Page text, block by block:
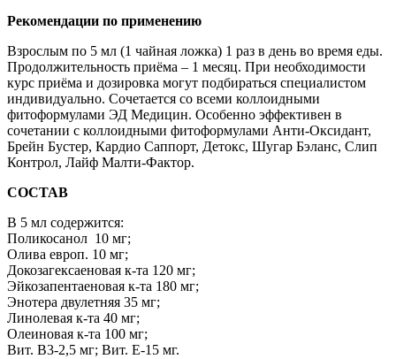
Рекомендации по применению
Взрослым по 5 мл (1 чайная ложка) 1 раз в день во время еды.
Продолжительность приёма – 1 месяц. При необходимости
курс приёма и дозировка могут подбираться специалистом
индивидуально. Сочетается со всеми коллоидными
фитоформулами ЭД Медицин. Особенно эффективен в
сочетании с коллоидными фитоформулами Анти-Оксидант,
Брейн Бустер, Кардио Саппорт, Детокс, Шугар Бэланс, Слип
Контрол, Лайф Малти-Фактор.
СОСТАВ
В 5 мл содержится:
Поликосанол 10 мг;
Олива европ. 10 мг;
Докозагексаеновая к-та 120 мг;
Эйкозапентаеновая к-та 180 мг;
Энотера двулетняя 35 мг;
Линолевая к-та 40 мг;
Олеиновая к-та 100 мг;
Вит. B3-2,5 мг; Вит. Е-15 мг.